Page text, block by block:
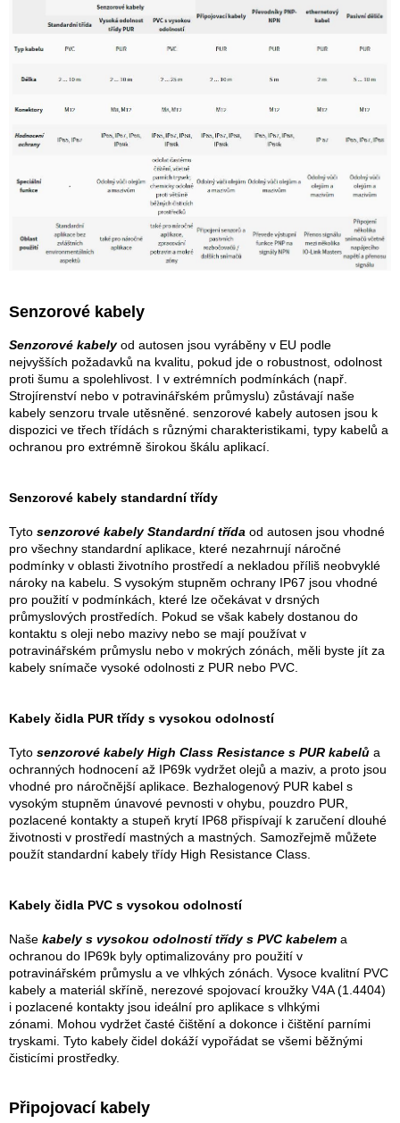
v
Senzorové kabely
Senzorové kabelyod autosen jsou vyráběny v EU podle
nejvyšších požadavků na kvalitu, pokud jde o robustnost, odolnost
proti šumu a spolehlivost. I v extrémních podmínkách (např.
Strojírenství nebo v potravinářském průmyslu) zůstávají naše
kabely senzoru trvale utěsněné. senzorové kabely autosen jsou k
dispozici ve třech třídách s různými charakteristikami, typy kabelů a
ochranou pro extrémně širokou škálu aplikací.
Senzorové kabely standardní třídy
Tyto senzorové kabely Standardní třída od autosen jsou vhodné
pro všechny standardní aplikace, které nezahrnují náročné
podmínky v oblasti životního prostředí a nekladou příliš neobvyklé
nároky na kabelu. S vysokým stupněm ochrany IP67 jsou vhodné
pro použití v podmínkách, které lze očekávat v drsných
průmyslových prostředích. Pokud se však kabely dostanou do
kontaktu s oleji nebo mazivy nebo se mají používat v
potravinářském průmyslu nebo v mokrých zónách, měli byste jít za
kabely snímače vysoké odolnosti z PUR nebo PVC.
Kabely čidla PUR třídy s vysokou odolností
Tyto senzorové kabely High Class Resistance s PUR kabelů a
ochranných hodnocení až IP69k vydržet olejů a maziv, a proto jsou
vhodné pro náročnější aplikace. Bezhalogenový PUR kabel s
vysokým stupněm únavové pevnosti v ohybu, pouzdro PUR,
pozlacené kontakty a stupeň krytí IP68 přispívají k zaručení dlouhé
životnosti v prostředí mastných a mastných. Samozřejmě můžete
použít standardní kabely třídy High Resistance Class.
Kabely čidla PVC s vysokou odolností
Naše kabely s vysokou odolností třídy s PVC kabelem a
ochranou do IP69k byly optimalizovány pro použití v
potravinářském průmyslu a ve vlhkých zónách. Vysoce kvalitní PVC
kabely a materiál skříně, nerezové spojovací kroužky V4A (1.4404)
i pozlacené kontakty jsou ideální pro aplikace s vlhkými
zónami. Mohou vydržet časté čištění a dokonce i čištění parními
tryskami. Tyto kabely čidel dokáží vypořádat se všemi běžnými
čisticími prostředky.
Připojovací kabely